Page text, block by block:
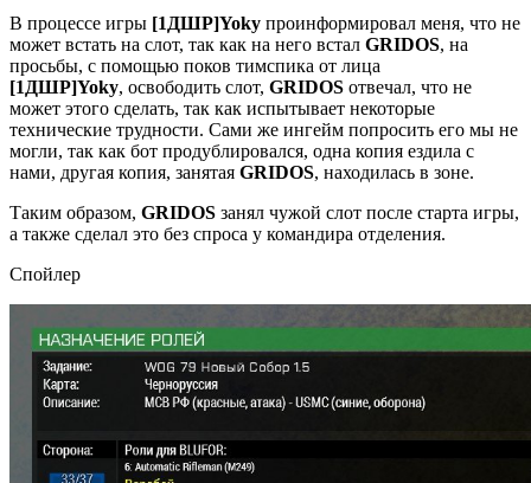
В процессе игры [1ДШР]Yoky проинформировал меня, что не
может встать на слот, так как на него встал GRIDOS, на
просьбы, с помощью поков тимспика от лица
[1ДШР]Yoky, освободить слот, GRIDOS отвечал, что не
может этого сделать, так как испытывает некоторые
технические трудности. Сами же ингейм попросить его мы не
могли, так как бот продублировался, одна копия ездила с
нами, другая копия, занятая GRIDOS, находилась в зоне.
Таким образом, GRIDOS занял чужой слот после старта игры,
а также сделал это без спроса у командира отделения.
Спойлер